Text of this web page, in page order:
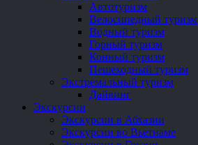
Автотуризм
Велосипедный туризм
Водный туризм
Горный туризм
Конный туризм
Пешеходный туризм
Экстремальный туризм
Дайвинг
Экскурсии
Экскурсии в Абхазии
Экскурсии во Вьетнаме